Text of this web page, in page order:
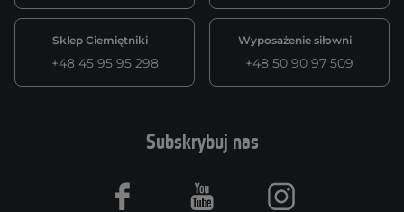
Sklep Ciemiętniki
+48 45 95 95 298
Wyposażenie siłowni
+48 50 90 97 509
Subskrybuj nas
Facebook Youtube Instagram